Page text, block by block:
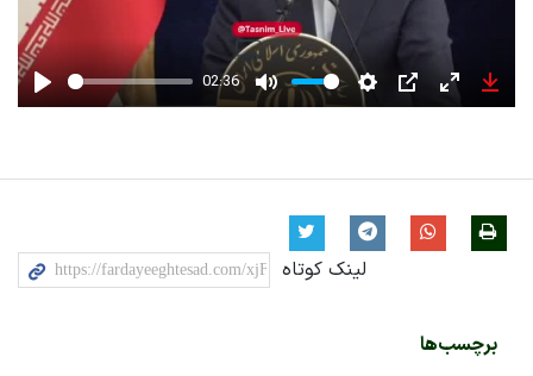
Play
02:36
Mute Settings
PIP Enter
لینک کوتاه
برچسب‌ها